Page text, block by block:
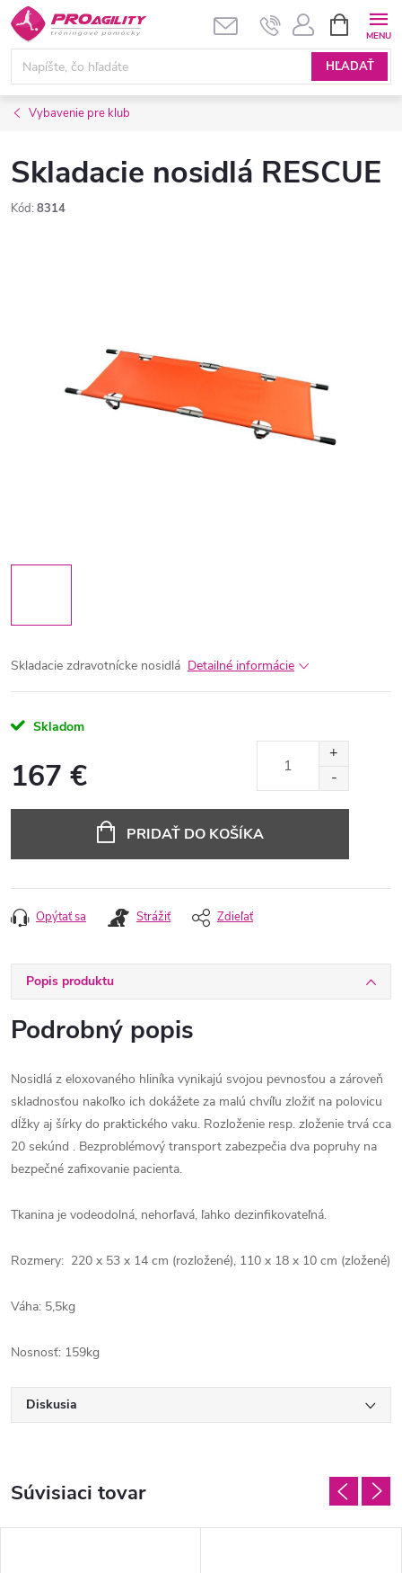
Prejsť
na
obsah
HĽADAŤ
KOŠÍK
Vybavenie pre klub
Skladacie nosidlá RESCUE
Kód: 8314
Skladacie zdravotnícke nosidlá Detailné informácie
Skladom
167 €
PRIDAŤ DO KOŠÍKA
Opýtať sa Strážiť Zdieľať
Popis produktu
Podrobný popis
Nosidlá z eloxovaného hliníka vynikajú svojou pevnosťou a zároveň
skladnosťou nakoľko ich dokážete za malú chvíľu zložiť na polovicu
dĺžky aj šírky do praktického vaku. Rozloženie resp. zloženie trvá cca
20 sekúnd . Bezproblémový transport zabezpečia dva popruhy na
bezpečné zafixovanie pacienta.
Tkanina je vodeodolná, nehorľavá, ľahko dezinfikovateľná.
Rozmery: 220 x 53 x 14 cm (rozložené), 110 x 18 x 10 cm (zložené)
Váha: 5,5kg
Nosnosť: 159kg
Diskusia
Súvisiaci tovar